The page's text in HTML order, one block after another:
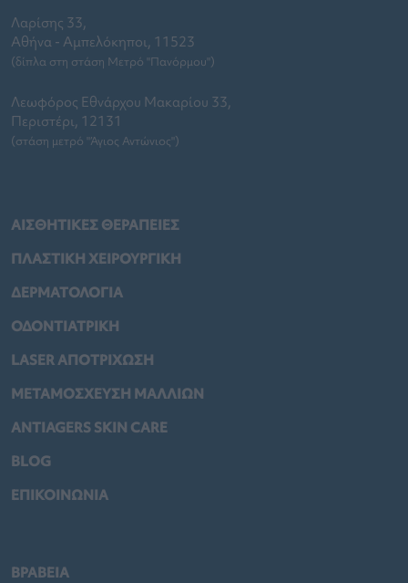
Λαρίσης 33,
Αθήνα - Αμπελόκηποι, 11523
(δίπλα στη στάση Μετρό "Πανόρμου")
Λεωφόρος Εθνάρχου Μακαρίου 33,
Περιστέρι, 12131
(στάση μετρό "Άγιος Αντώνιος")
ΑΙΣΘΗΤΙΚΕΣ ΘΕΡΑΠΕΙΕΣ
ΠΛΑΣΤΙΚΗ ΧΕΙΡΟΥΡΓΙΚΗ
ΔΕΡΜΑΤΟΛΟΓΙΑ
ΟΔΟΝΤΙΑΤΡΙΚΗ
LASER ΑΠΟΤΡΙΧΩΣΗ
ΜΕΤΑΜΟΣΧΕΥΣΗ ΜΑΛΛΙΩΝ
ANTIAGERS SKIN CARE
BLOG
ΕΠΙΚΟΙΝΩΝΙΑ
ΒΡΑΒΕΙΑ